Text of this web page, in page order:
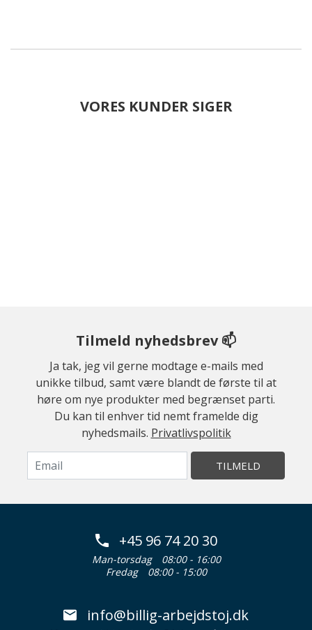
VORES KUNDER SIGER
Tilmeld nyhedsbrev 📫
Ja tak, jeg vil gerne modtage e-mails med
unikke tilbud, samt være blandt de første til at
høre om nye produkter med begrænset parti.
Du kan til enhver tid nemt framelde dig
nyhedsmails. Privatlivspolitik
TILMELD
+45 96 74 20 30
Man-torsdag
08:00 - 16:00
Fredag
08:00 - 15:00
info@billig-arbejdstoj.dk